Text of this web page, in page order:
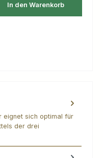
In den Warenkorb
eignet sich optimal für
der drei